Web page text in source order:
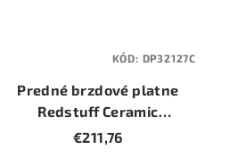
Predné brzdové platne
Redstuff Ceramic
(DP32127C)
€211,76
KÓD: DP32127C